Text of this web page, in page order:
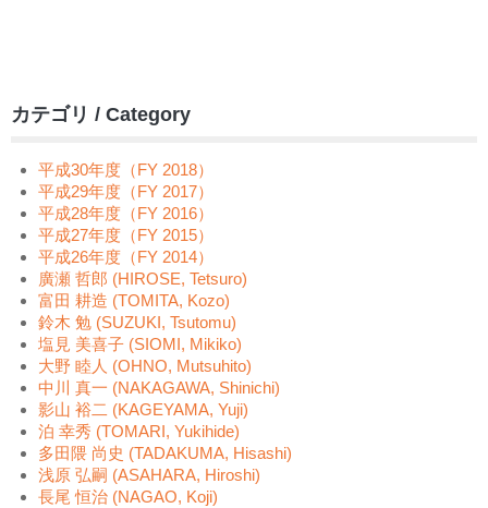
カテゴリ / Category
平成30年度（FY 2018）
平成29年度（FY 2017）
平成28年度（FY 2016）
平成27年度（FY 2015）
平成26年度（FY 2014）
廣瀬 哲郎 (HIROSE, Tetsuro)
富田 耕造 (TOMITA, Kozo)
鈴木 勉 (SUZUKI, Tsutomu)
塩見 美喜子 (SIOMI, Mikiko)
大野 睦人 (OHNO, Mutsuhito)
中川 真一 (NAKAGAWA, Shinichi)
影山 裕二 (KAGEYAMA, Yuji)
泊 幸秀 (TOMARI, Yukihide)
多田隈 尚史 (TADAKUMA, Hisashi)
浅原 弘嗣 (ASAHARA, Hiroshi)
長尾 恒治 (NAGAO, Koji)